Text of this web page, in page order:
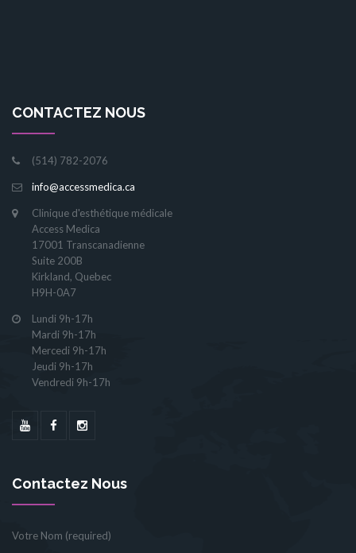
CONTACTEZ NOUS
(514) 782-2076
info@accessmedica.ca
Clinique d'esthétique médicale
Access Medica
17001 Transcanadienne
Suite 200B
Kirkland, Quebec
H9H-0A7
Lundi 9h-17h
Mardi 9h-17h
Mercedi 9h-17h
Jeudi 9h-17h
Vendredi 9h-17h
Contactez Nous
Votre Nom (required)